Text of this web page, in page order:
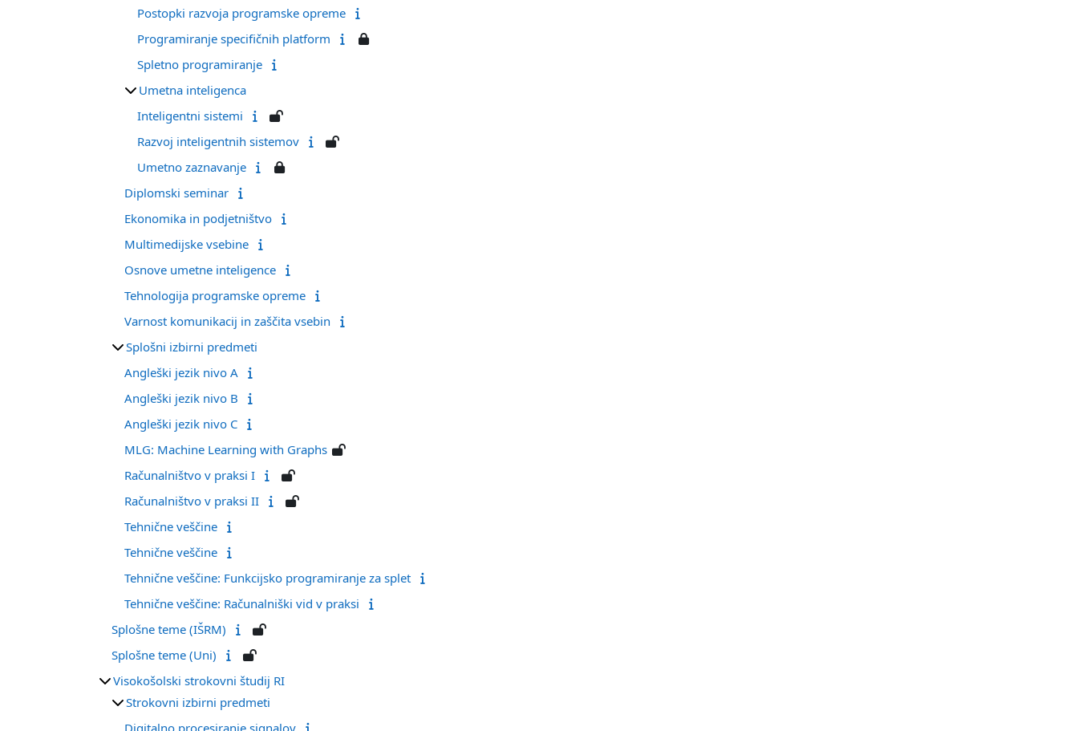
Postopki razvoja programske opreme
Programiranje specifičnih platform
Spletno programiranje
Umetna inteligenca
Inteligentni sistemi
Razvoj inteligentnih sistemov
Umetno zaznavanje
Diplomski seminar
Ekonomika in podjetništvo
Multimedijske vsebine
Osnove umetne inteligence
Tehnologija programske opreme
Varnost komunikacij in zaščita vsebin
Splošni izbirni predmeti
Angleški jezik nivo A
Angleški jezik nivo B
Angleški jezik nivo C
MLG: Machine Learning with Graphs
Računalništvo v praksi I
Računalništvo v praksi II
Tehnične veščine
Tehnične veščine
Tehnične veščine: Funkcijsko programiranje za splet
Tehnične veščine: Računalniški vid v praksi
Splošne teme (IŠRM)
Splošne teme (Uni)
Visokošolski strokovni študij RI
Strokovni izbirni predmeti